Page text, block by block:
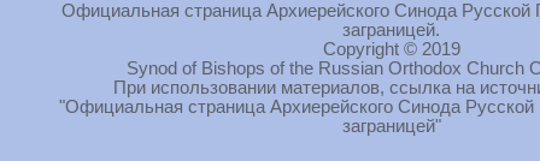
Официальная страница Архиерейского Синода Русской
заграницей.
Copyright © 2019
Synod of Bishops of the Russian Orthodox Church
При использовании материалов, ссылка на
"Официальная страница Архиерейского Синода
заграницей"